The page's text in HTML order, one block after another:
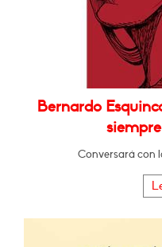
Bernardo
Conversará con